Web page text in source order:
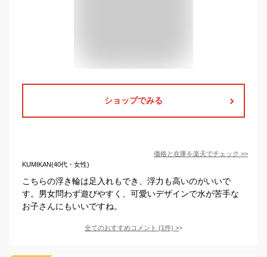
ショップでみる
価格と在庫を楽天でチェック >>
KUMIKAN(40代・女性)
こちらの浮き輪は足入れもでき、浮力も高いのがいいで
す。男女問わず遊びやすく、可愛いデザインで水が苦手な
お子さんにもいいですね。
全てのおすすめコメント (1件) >